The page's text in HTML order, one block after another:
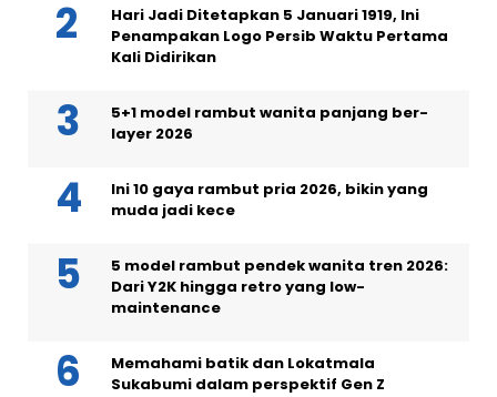
Hari Jadi Ditetapkan 5 Januari 1919, Ini
Penampakan Logo Persib Waktu Pertama
Kali Didirikan
5+1 model rambut wanita panjang ber-
layer 2026
Ini 10 gaya rambut pria 2026, bikin yang
muda jadi kece
5 model rambut pendek wanita tren 2026:
Dari Y2K hingga retro yang low-
maintenance
Memahami batik dan Lokatmala
Sukabumi dalam perspektif Gen Z